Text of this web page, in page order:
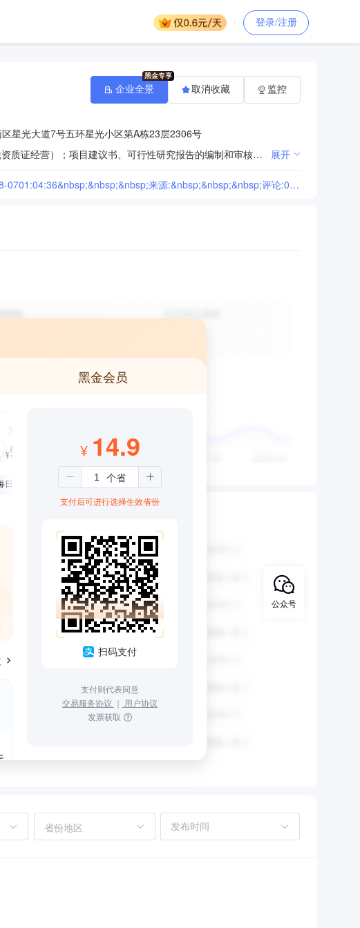
登录/注册
星光大道7号五环星光小区第A栋23层2306号
工程管理服务、工程监理服务、政府采购代理、工程招投标代理、工程造价咨询（以上项目凭资质证经营）；项目建议书、可行性研究报告的编制和审核。（依法须经批准的项目，经相关部门批准后方可开展经营活动。） 展开
[关于南宁校区19栋、20栋阳台防盗网和走廊栏杆加高工程竞争性磋商公告2026-08-0701:04:36&nbsp;&nbsp;&nbsp;来源:&nbsp;&nbsp;&nbsp;评论:0点击:]
企业全景 取消收藏 监控
黑金会员
3个月
¥99
日仅1.08元
¥ 14.9
支付后可进行选择生效省份
扫码支付
支付则代表同意
交易服务协议 ｜ 用户协议
发票获取
省份地区
公众号